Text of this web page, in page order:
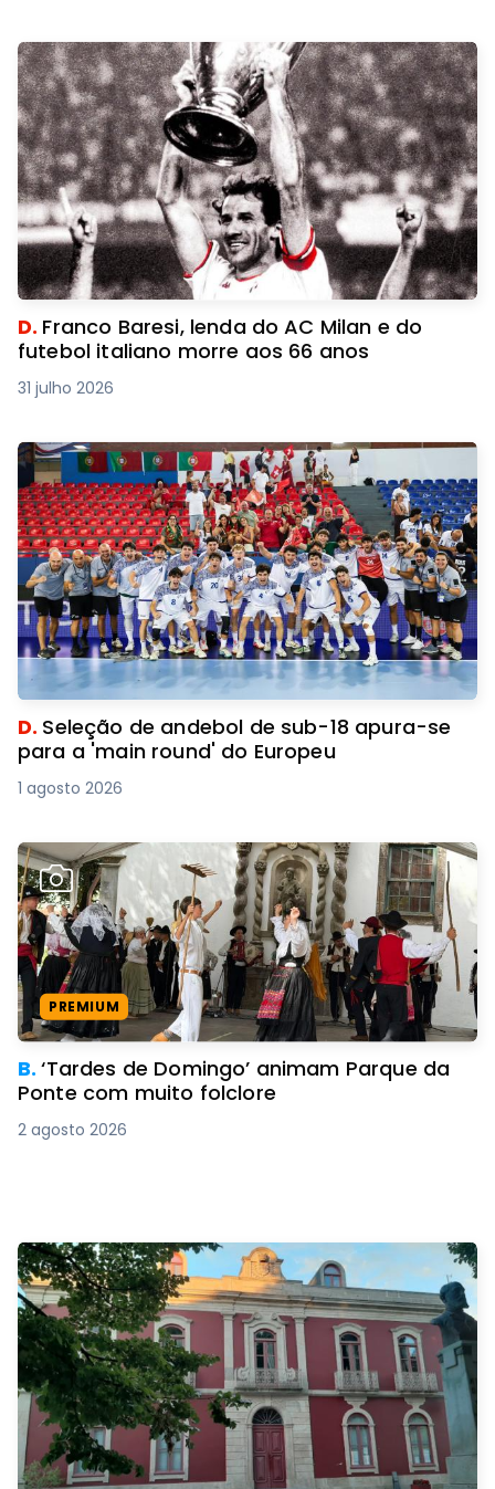
D. Franco Baresi, lenda do AC Milan e do
futebol italiano morre aos 66 anos
31 julho 2026
D. Seleção de andebol de sub-18 apura-se
para a 'main round' do Europeu
1 agosto 2026
PREMIUM
B.‘Tardes de Domingo’ animam Parque da
Ponte com muito folclore
2 agosto 2026